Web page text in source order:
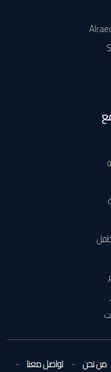
من نحن تواصل معنا